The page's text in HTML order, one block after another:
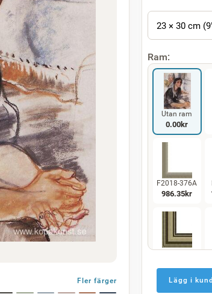
Fler färger
23 × 30 cm
Ram:
Utan ram
0.00kr
F2018-376A
986.35kr
F5429-258